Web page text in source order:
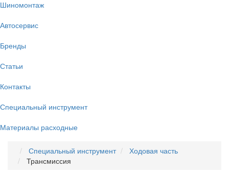
Шиномонтаж
Автосервис
Бренды
Статьи
Контакты
Специальный инструмент
Материалы расходные
Специальный инструмент
Ходовая часть
Трансмиссия